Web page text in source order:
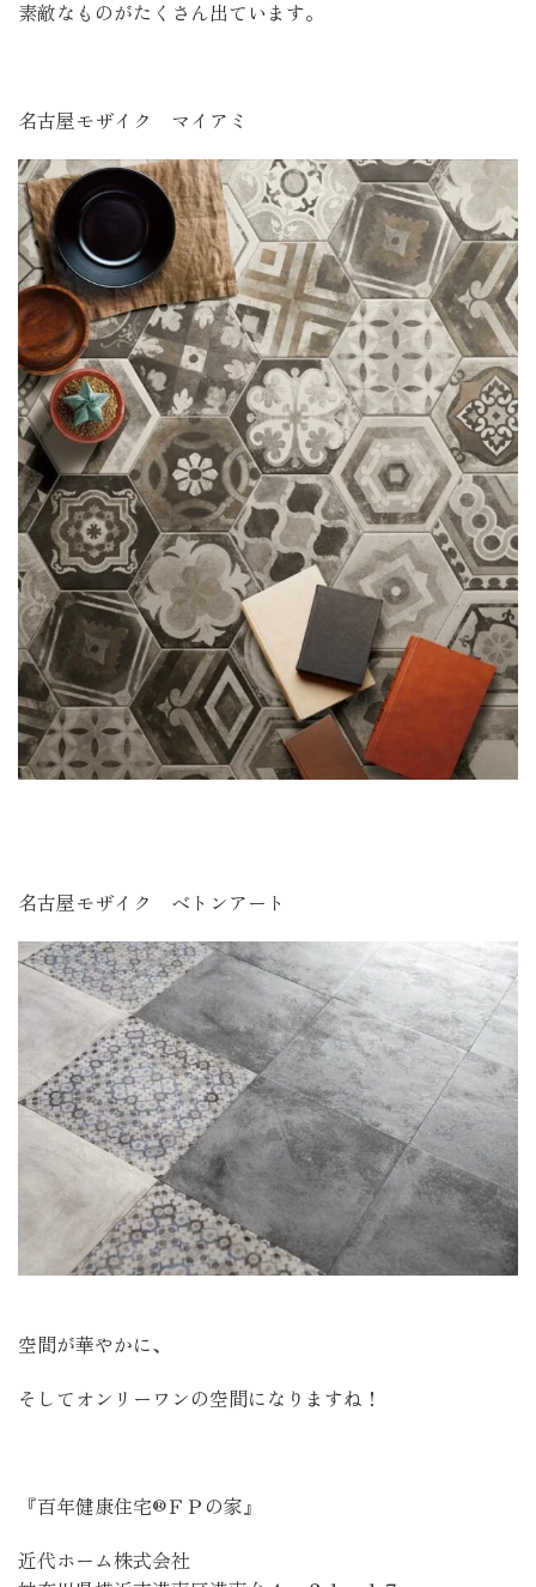
素敵なものがたくさん出ています。
名古屋モザイク マイアミ
名古屋モザイク ベトンアート
空間が華やかに、
そしてオンリーワンの空間になりますね！
『百年健康住宅®ＦＰの家』
近代ホーム株式会社